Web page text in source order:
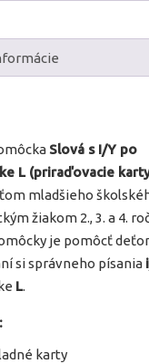
Slová s I/Y po
L (priraďovacie
mladšieho
žiakom 2., 3. a 4.
je pomôcť
si správneho písania
L.
karty